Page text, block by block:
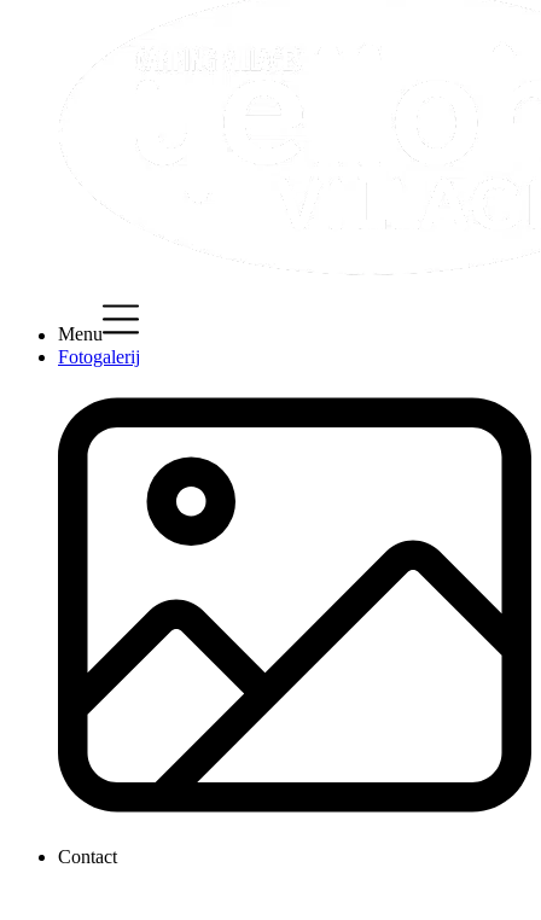
Menu
Fotogalerij
Contact